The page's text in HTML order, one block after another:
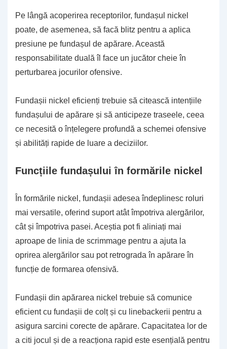
Pe lângă acoperirea receptorilor, fundașul nickel
poate, de asemenea, să facă blitz pentru a aplica
presiune pe fundașul de apărare. Această
responsabilitate duală îl face un jucător cheie în
perturbarea jocurilor ofensive.
Fundașii nickel eficienți trebuie să citească intențiile
fundașului de apărare și să anticipeze traseele, ceea
ce necesită o înțelegere profundă a schemei ofensive
și abilități rapide de luare a deciziilor.
Funcțiile fundașului în formările nickel
În formările nickel, fundașii adesea îndeplinesc roluri
mai versatile, oferind suport atât împotriva alergărilor,
cât și împotriva pasei. Aceștia pot fi aliniați mai
aproape de linia de scrimmage pentru a ajuta la
oprirea alergărilor sau pot retrograda în apărare în
funcție de formarea ofensivă.
Fundașii din apărarea nickel trebuie să comunice
eficient cu fundașii de colț și cu linebackerii pentru a
asigura sarcini corecte de apărare. Capacitatea lor de
a citi jocul și de a reacționa rapid este esențială pentru